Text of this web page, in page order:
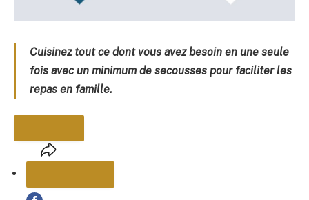
Cuisinez tout ce dont vous avez besoin en une seule
fois avec un minimum de secousses pour faciliter les
repas en famille.
PARTAGER